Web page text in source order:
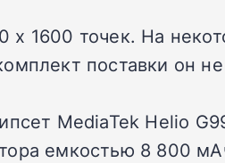
1600 точек. На
поставки он
MediaTek Helio
емкостью 8 800